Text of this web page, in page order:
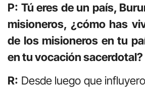
P: Tú eres de un país,
misioneros, ¿cómo has
de los misioneros en tu
en tu vocación sacerdotal?
R: Desde luego que